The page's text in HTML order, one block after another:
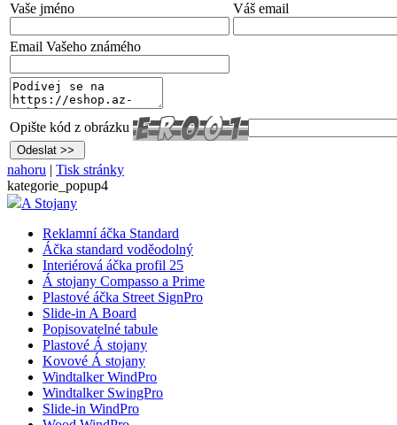
Vaše jméno Váš email
Email Vašeho známého
Opište kód z obrázku
nahoru | Tisk stránky
kategorie_popup4
A Stojany
Reklamní áčka Standard
Áčka standard voděodolný
Interiérová áčka profil 25
Á stojany Compasso a Prime
Plastové áčka Street SignPro
Slide-in A Board
Popisovatelné tabule
Plastové Á stojany
Kovové Á stojany
Windtalker WindPro
Windtalker SwingPro
Slide-in WindPro